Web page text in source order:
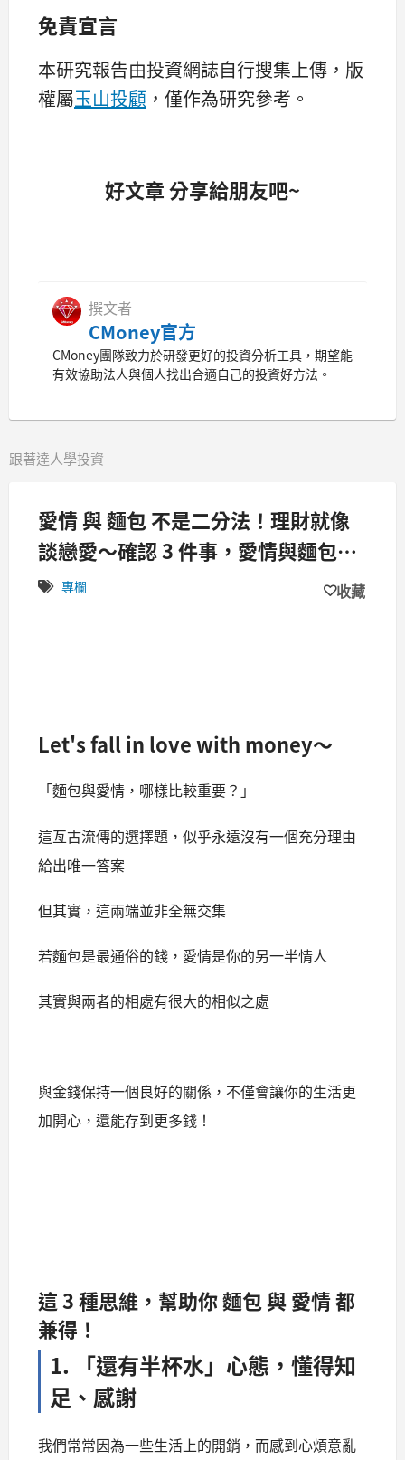
免責宣言
本研究報告由投資網誌自行搜集上傳，版
權屬玉山投顧 ，僅作為研究參考。
好文章 分享給朋友吧~
撰文者
CMoney官方
CMoney團隊致力於研發更好的投資分析工具，期望能
有效協助法人與個人找出合適自己的投資好方法。
跟著達人學投資
愛情 與 麵包 不是二分法！理財就像
談戀愛～確認 3 件事，愛情與麵包兼
得！
專欄 收藏
Let's fall in love with money～
「麵包與愛情，哪樣比較重要？」
這亙古流傳的選擇題，似乎永遠沒有一個充分理由
給出唯一答案
但其實，這兩端並非全無交集
若麵包是最通俗的錢，愛情是你的另一半情人
其實與兩者的相處有很大的相似之處
與金錢保持一個良好的關係，不僅會讓你的生活更
加開心，還能存到更多錢！
這 3 種思維，幫助你 麵包 與 愛情 都
兼得！
1. 「還有半杯水」心態，懂得知
足、感謝
我們常常因為一些生活上的開銷，而感到心煩意亂